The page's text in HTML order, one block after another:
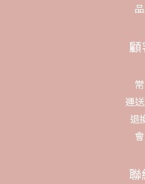
運
退